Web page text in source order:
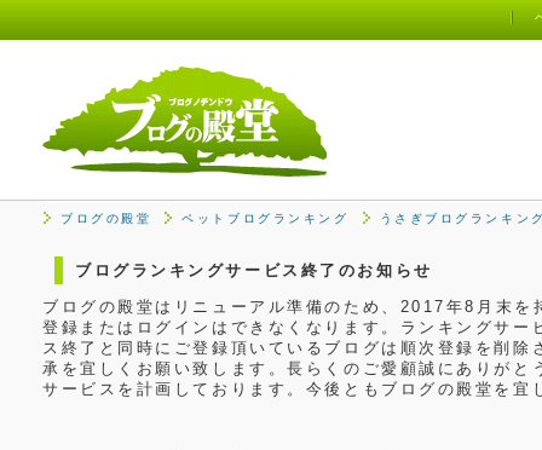
ブログの殿堂 ペットブログランキング うさぎブログランキン
ブログランキングサービス終了のお知らせ
ブログの殿堂はリニューアル準備のため、2017年8月末
登録またはログインはできなくなります。ランキングサ
ス終了と同時にご登録頂いているブログは順次登録を削
承を宜しくお願い致します。長らくのご愛顧誠にありが
サービスを計画しております。今後ともブログの殿堂を宜